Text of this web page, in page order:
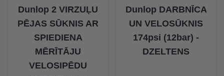
Dunlop 2 VIRZUĻU
PĒJAS SŪKNIS AR
SPIEDIENA
MĒRĪTĀJU
VELOSIPĒDU
Dunlop DARBNĪCA
UN VELOSŪKNIS
174psi (12bar) -
DZELTENS